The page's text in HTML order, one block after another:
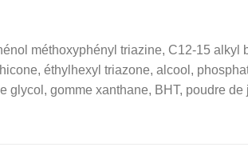
méthoxyphényl triazine, C12-15 alkyl
éthylhexyl triazone, alcool,
gomme xanthane, BHT, poudre de